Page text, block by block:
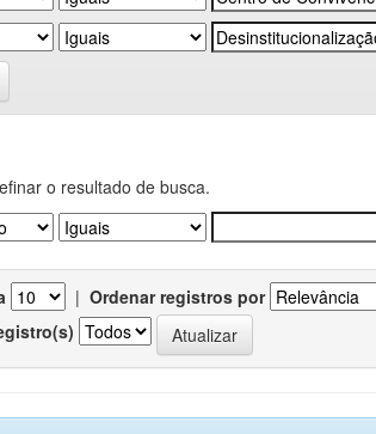
o resultado de busca.
| Ordenar registros por